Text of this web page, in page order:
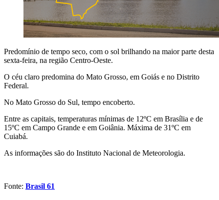
Predomínio de tempo seco, com o sol brilhando na maior parte desta
sexta-feira, na região Centro-Oeste.
O céu claro predomina do Mato Grosso, em Goiás e no Distrito
Federal.
No Mato Grosso do Sul, tempo encoberto.
Entre as capitais, temperaturas mínimas de 12ºC em Brasília e de
15ºC em Campo Grande e em Goiânia. Máxima de 31ºC em
Cuiabá.
As informações são do Instituto Nacional de Meteorologia.
Fonte: Brasil 61